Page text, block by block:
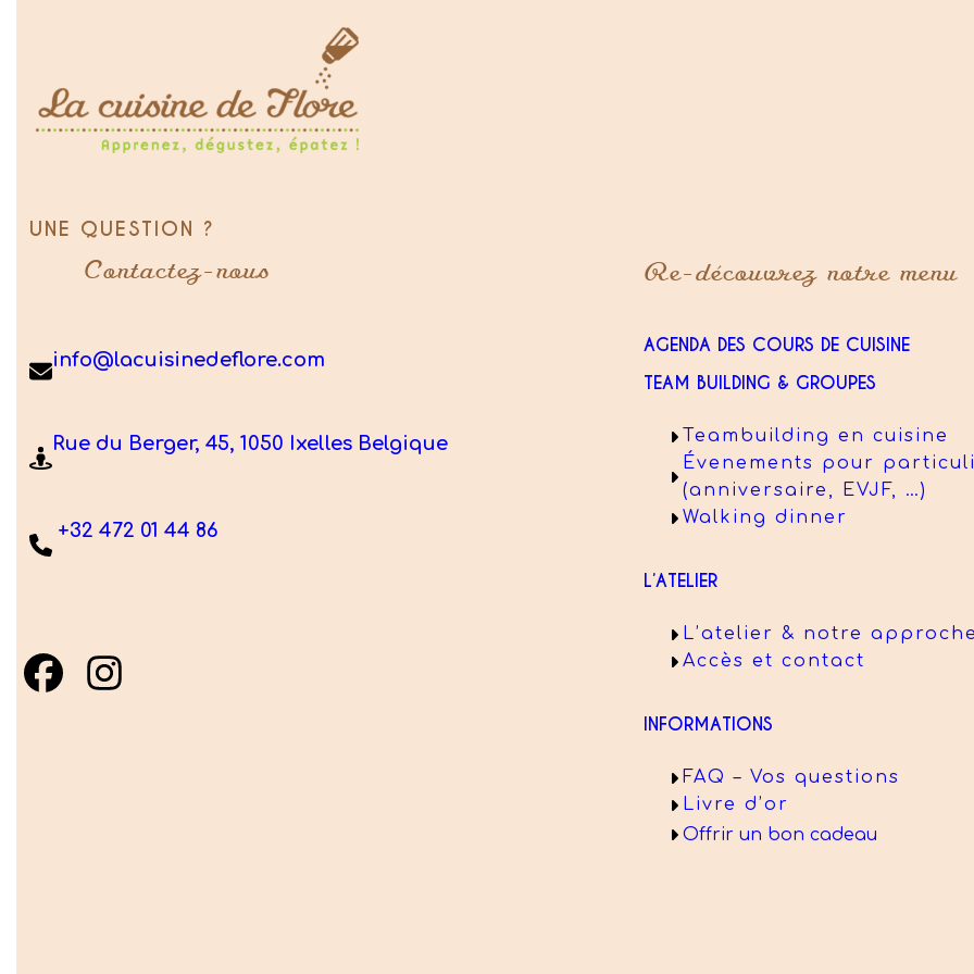
UNE QUESTION ?
Contactez-nous
info@lacuisinedeflore.com
Rue du Berger, 45, 1050 Ixelles Belgique
+32 472 01 44 86
Re-découvrez notre menu
AGENDA DES COURS DE CUISINE
TEAM BUILDING & GROUPES
Teambuilding en cuisine
Évenements pour
(anniversaire, EVJF, …)
Walking dinner
L’ATELIER
L’atelier & notre
Accès et contact
INFORMATIONS
FAQ – Vos questions
Livre d’or
Offrir un bon cadeau